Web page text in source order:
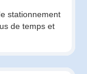
stationnement
de temps et